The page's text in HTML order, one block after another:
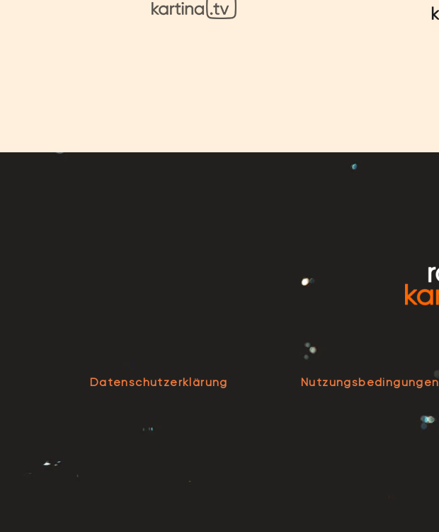
Datenschutzerklärung Nutzungsbedingungen